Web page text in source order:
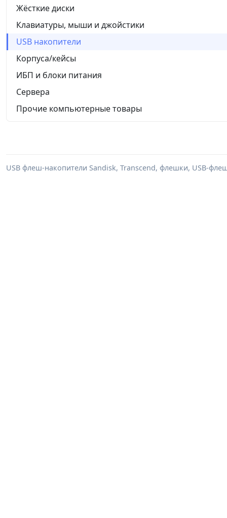
Жёсткие диски
Клавиатуры, мыши и джойстики
USB накопители
Корпуса/кейсы
ИБП и блоки питания
Сервера
Прочие компьютерные товары
USB флеш-накопители Sandisk, Transcend, флешки, USB-